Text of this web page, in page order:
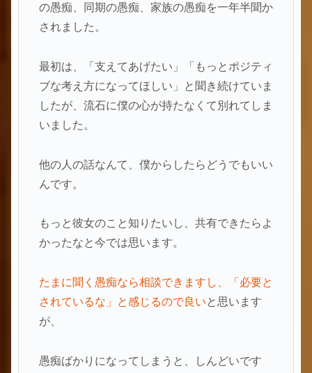
の愚痴、同期の愚痴、家族の愚痴を一年半聞か
されました。
最初は、「支えてあげたい」「もっとポジティ
ブな考え方になってほしい」と聞き続けていま
したが、流石に僕の心が持たなくて別れてしま
いました。
他の人の話なんて、僕からしたらどうでもいい
んです。
もっと彼女のこと知りたいし、共有できたらよ
かったなと今では思います。
たまに聞く愚痴なら相談できますし、「必要と
されているな」と感じるので良いと思います
が、
愚痴ばかりになってしまうと、しんどいです